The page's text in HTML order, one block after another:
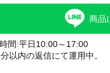
商品
間:平日10:00～17:00
以内の返信にて運用中。